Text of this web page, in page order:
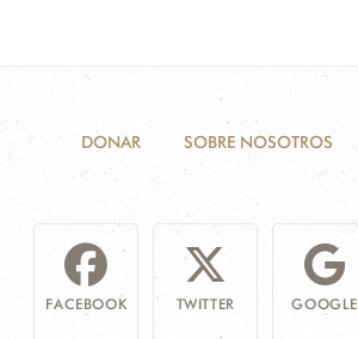
DONAR SOBRE NOSOTROS
FACEBOOK TWITTER GOOGLE